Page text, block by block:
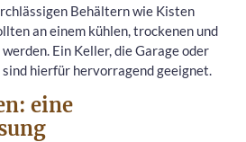
Behältern wie Kisten
an einem kühlen, trockenen und
Ein Keller, die Garage oder
hierfür hervorragend geeignet.
eine